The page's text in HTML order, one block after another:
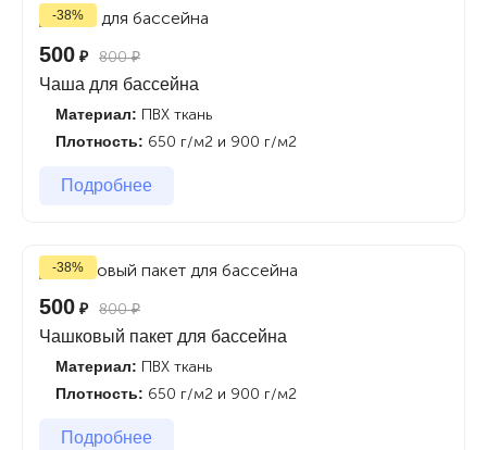
-38%
500 ₽ 800₽
Чаша для бассейна
Материал: ПВХ ткань
Плотность: 650 г/м2 и 900 г/м2
Подробнее
-38%
500 ₽ 800₽
Чашковый пакет для бассейна
Материал: ПВХ ткань
Плотность: 650 г/м2 и 900 г/м2
Подробнее